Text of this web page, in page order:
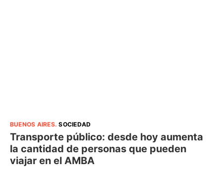
BUENOS AIRES.SOCIEDAD
Transporte público: desde hoy aumenta
la cantidad de personas que pueden
viajar en el AMBA